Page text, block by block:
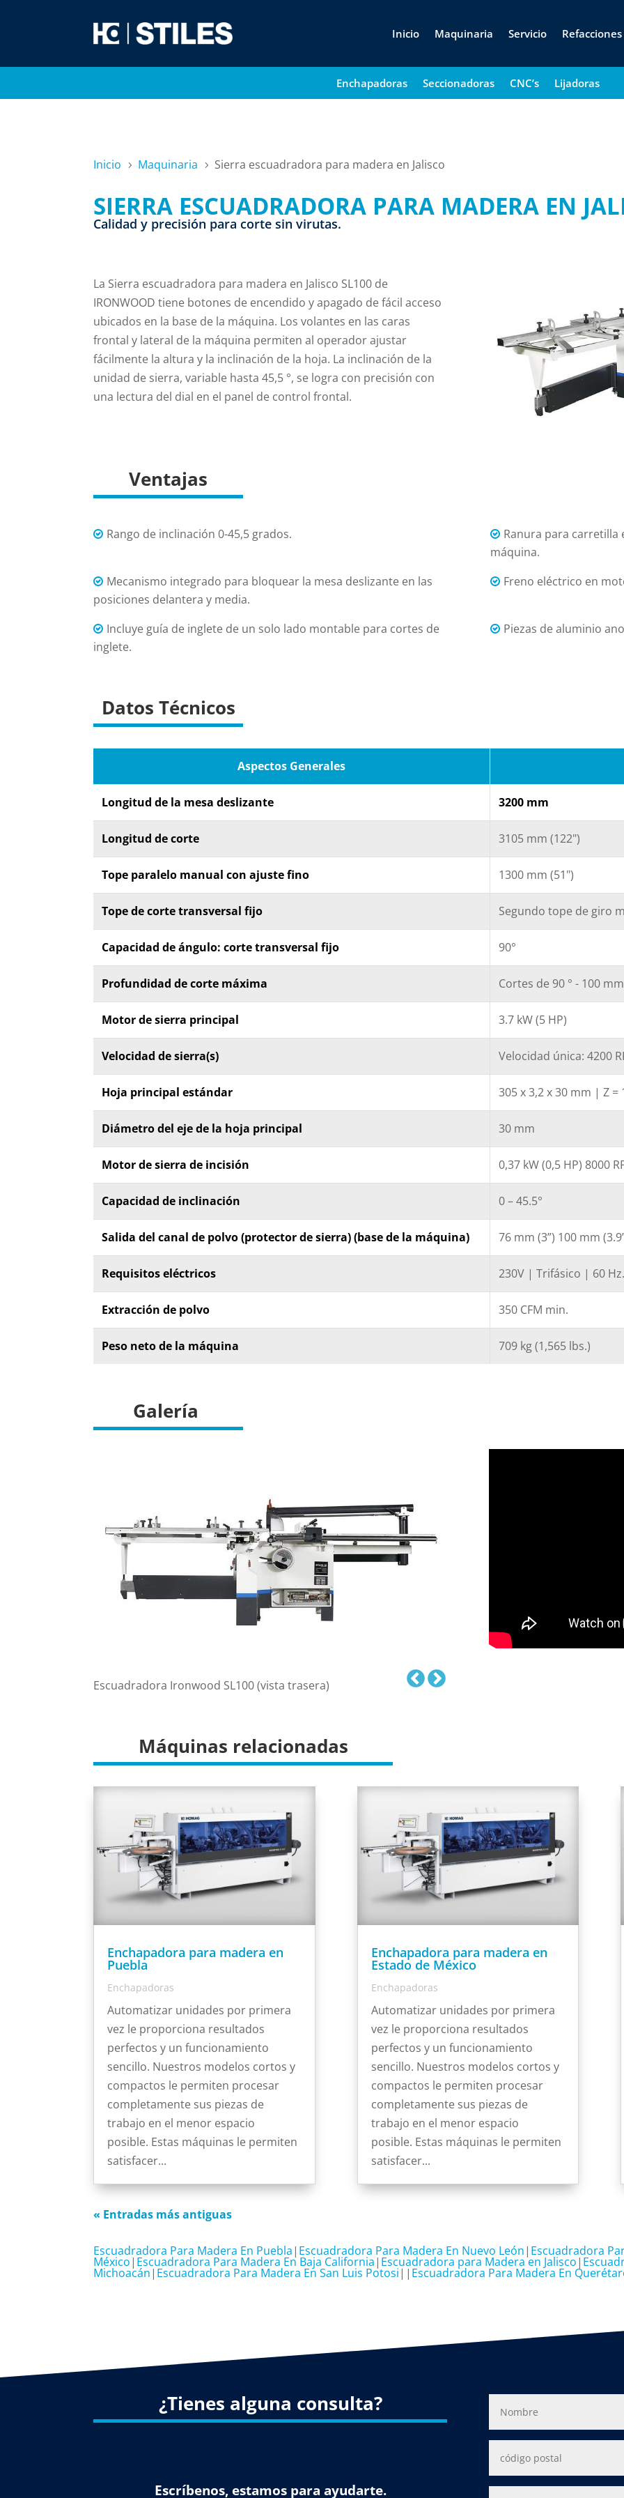
Inicio Maquinaria Servicio Refacciones
Enchapadoras Seccionadoras CNC’s Lijadoras
Inicio 5 Maquinaria 5 Sierra escuadradora para madera en Jalisco
SIERRA ESCUADRADORA PARA MADERA EN
Calidad y precisión para corte sin virutas.
La Sierra escuadradora para madera en Jalisco SL100 de
IRONWOOD tiene botones de encendido y apagado de fácil acceso
ubicados en la base de la máquina. Los volantes en las caras
frontal y lateral de la máquina permiten al operador ajustar
fácilmente la altura y la inclinación de la hoja. La inclinación de la
unidad de sierra, variable hasta 45,5 °, se logra con precisión con
una lectura del dial en el panel de control frontal.
Ventajas
Rango de inclinación 0-45,5 grados.
Ranura para carretilla
máquina.
Mecanismo integrado para bloquear la mesa deslizante en las
posiciones delantera y media.
Freno eléctrico en
Incluye guía de inglete de un solo lado montable para cortes de
inglete.
Piezas de aluminio
Datos Técnicos
Aspectos Generales
Longitud de la mesa deslizante 3200 mm
Longitud de corte 3105 mm (122")
Tope paralelo manual con ajuste fino 1300 mm (51")
Tope de corte transversal fijo Segundo tope de giro
Capacidad de ángulo: corte transversal fijo 90°
Profundidad de corte máxima Cortes de 90 ° - 100
Motor de sierra principal 3.7 kW (5 HP)
Velocidad de sierra(s) Velocidad única: 4200
Hoja principal estándar 305 x 3,2 x 30 mm | Z =
Diámetro del eje de la hoja principal 30 mm
Motor de sierra de incisión 0,37 kW (0,5 HP) 8000
Capacidad de inclinación 0 – 45.5°
Salida del canal de polvo (protector de sierra) (base de la máquina) 76 mm (3”) 100 mm
Requisitos eléctricos 230V | Trifásico | 60
Extracción de polvo 350 CFM min.
Peso neto de la máquina 709 kg (1,565 lbs.)
Galería
Escuadradora Ironwood SL100 (vista trasera)
Máquinas relacionadas
Enchapadora para madera en
Puebla
Enchapadoras
Automatizar unidades por primera
vez le proporciona resultados
perfectos y un funcionamiento
sencillo. Nuestros modelos cortos y
compactos le permiten procesar
completamente sus piezas de
trabajo en el menor espacio
posible. Estas máquinas le permiten
satisfacer...
Enchapadora para madera en
Estado de México
Enchapadoras
Automatizar unidades por primera
vez le proporciona resultados
perfectos y un funcionamiento
sencillo. Nuestros modelos cortos y
compactos le permiten procesar
completamente sus piezas de
trabajo en el menor espacio
posible. Estas máquinas le permiten
satisfacer...
« Entradas más antiguas
Escuadradora Para Madera En Puebla| Escuadradora Para Madera En Nuevo León| Escuadradora
México| Escuadradora Para Madera En Baja California| Escuadradora para Madera en Jalisco|
Michoacán| Escuadradora Para Madera En San Luis Potosi|| Escuadradora Para Madera En
¿Tienes alguna consulta?
Escríbenos, estamos para ayudarte.